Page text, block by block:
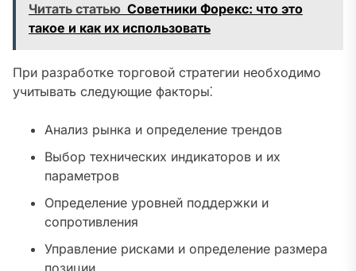
Читать статью Советники Форекс: что это
такое и как их использовать
При разработке торговой стратегии необходимо
учитывать следующие факторы⁚
Анализ рынка и определение трендов
Выбор технических индикаторов и их
параметров
Определение уровней поддержки и
сопротивления
Управление рисками и определение размера